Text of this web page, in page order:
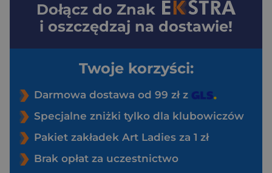
Dołącz do Znak
i oszczędzaj na dostawie!
Twoje korzyści:
Darmowa dostawa od 99 zł z
Specjalne zniżki tylko dla klubowiczów
Pakiet zakładek Art Ladies za 1 zł
Brak opłat za uczestnictwo